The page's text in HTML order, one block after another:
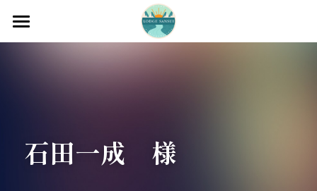
ホーム
牡蠣販売
石田一成　様